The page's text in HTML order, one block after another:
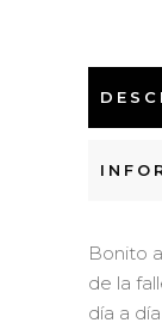
Bonito
de la
día a